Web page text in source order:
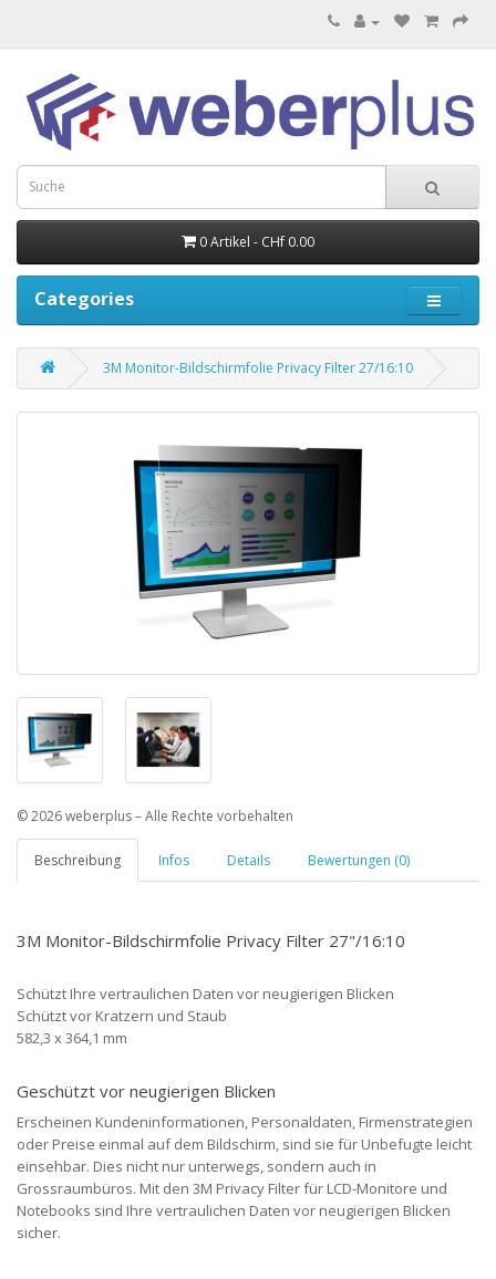
0 Artikel - CHf 0.00
Categories
3M Monitor-Bildschirmfolie Privacy Filter 27/16:10
© 2026 weberplus – Alle Rechte vorbehalten
Beschreibung Infos Details Bewertungen (0)
3M Monitor-Bildschirmfolie Privacy Filter 27"/16:10
Schützt Ihre vertraulichen Daten vor neugierigen Blicken
Schützt vor Kratzern und Staub
582,3 x 364,1 mm
Geschützt vor neugierigen Blicken
Erscheinen Kundeninformationen, Personaldaten, Firmenstrategien
oder Preise einmal auf dem Bildschirm, sind sie für Unbefugte leicht
einsehbar. Dies nicht nur unterwegs, sondern auch in
Grossraumbüros. Mit den 3M Privacy Filter für LCD-Monitore und
Notebooks sind Ihre vertraulichen Daten vor neugierigen Blicken
sicher.